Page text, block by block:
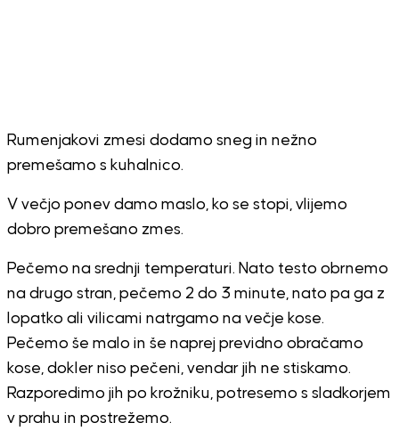
Rumenjakovi zmesi dodamo sneg in nežno
premešamo s kuhalnico.
V večjo ponev damo maslo, ko se stopi, vlijemo
dobro premešano zmes.
Pečemo na srednji temperaturi. Nato testo obrnemo
na drugo stran, pečemo 2 do 3 minute, nato pa ga z
lopatko ali vilicami natrgamo na večje kose.
Pečemo še malo in še naprej previdno obračamo
kose, dokler niso pečeni, vendar jih ne stiskamo.
Razporedimo jih po krožniku, potresemo s sladkorjem
v prahu in postrežemo.